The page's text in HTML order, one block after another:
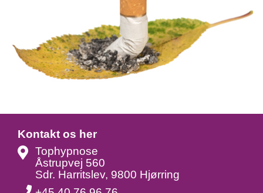
Kontakt os her
Tophypnose
Åstrupvej 560
Sdr. Harritslev, 9800 Hjørring